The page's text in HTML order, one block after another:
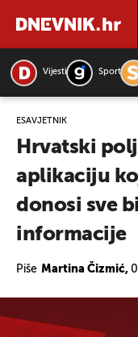
Vijesti Sport
ESAVJETNIK
Hrvatski
aplikaciju
donosi sve
informacije
Piše Martina Čizmić,
PRETRAŽITE VIJESTI